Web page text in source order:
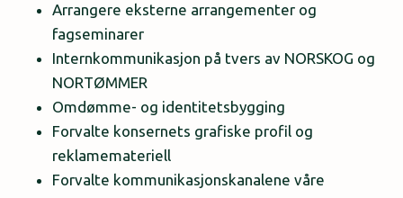
Arrangere eksterne arrangementer og
fagseminarer
Internkommunikasjon på tvers av NORSKOG og
NORTØMMER
Omdømme- og identitetsbygging
Forvalte konsernets grafiske profil og
reklamemateriell
Forvalte kommunikasjonskanalene våre